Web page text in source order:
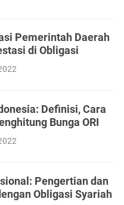
Pemerintah Daerah
di Obligasi
Definisi, Cara
Bunga ORI
Pengertian dan
Obligasi Syariah